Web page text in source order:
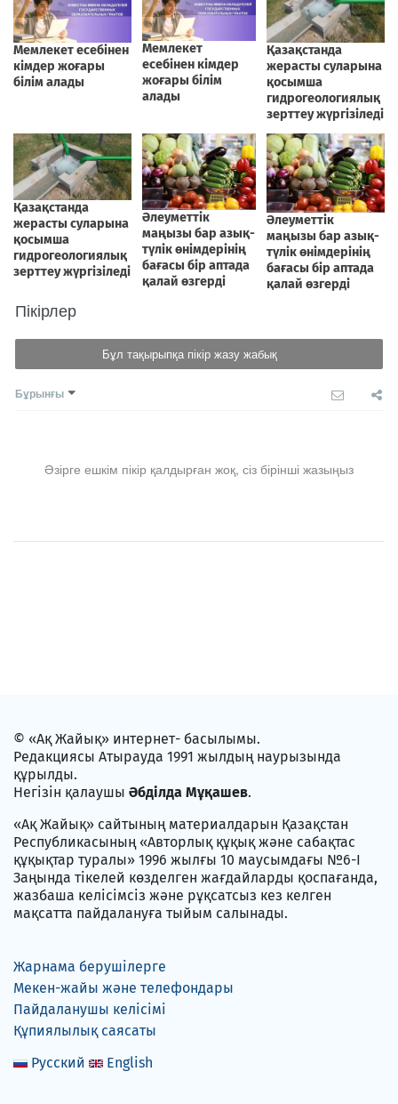
Пікірлер
Бұл тақырыпқа пікір жазу жабық
Бұрынғы
Әзірге ешкім пікір қалдырған жоқ, сіз бірінші жазыңыз
© «Ақ Жайық» интернет- басылымы.
Редакциясы Атырауда 1991 жылдың наурызында
құрылды.
Негізін қалаушы Әбділда Мұқашев.
«Ақ Жайық» сайтының материалдарын Қазақстан
Республикасының «Авторлық құқық және сабақтас
құқықтар туралы» 1996 жылғы 10 маусымдағы №6-I
Заңында тікелей көзделген жағдайларды қоспағанда,
жазбаша келісімсіз және рұқсатсыз кез келген
мақсатта пайдалануға тыйым салынады.
Жарнама берушілерге
Мекен-жайы және телефондары
Пайдаланушы келісімі
Құпиялылық саясаты
Русский
English